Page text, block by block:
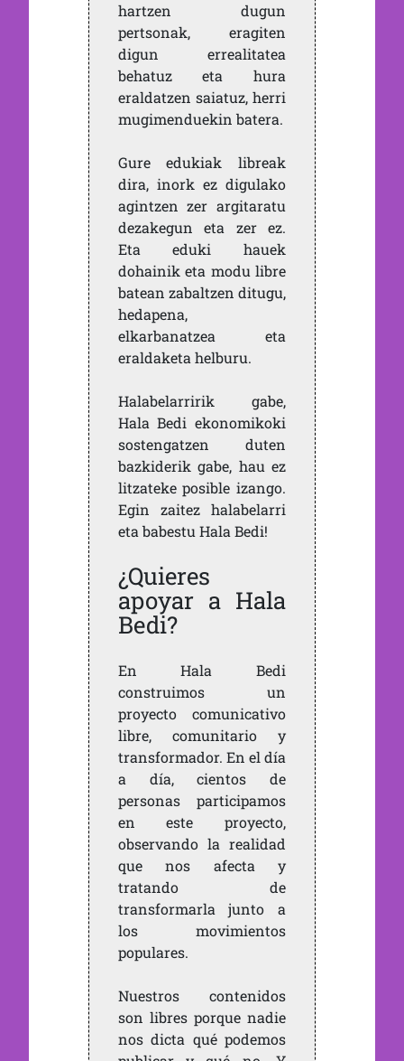
hartzen dugun
pertsonak, eragiten
digun errealitatea
behatuz eta hura
eraldatzen saiatuz, herri
mugimenduekin batera.
Gure edukiak libreak
dira, inork ez digulako
agintzen zer argitaratu
dezakegun eta zer ez.
Eta eduki hauek
dohainik eta modu libre
batean zabaltzen ditugu,
hedapena,
elkarbanatzea eta
eraldaketa helburu.
Halabelarririk gabe,
Hala Bedi ekonomikoki
sostengatzen duten
bazkiderik gabe, hau ez
litzateke posible izango.
Egin zaitez halabelarri
eta babestu Hala Bedi!
¿Quieres
apoyar a Hala
Bedi?
En Hala Bedi
construimos un
proyecto comunicativo
libre, comunitario y
transformador. En el día
a día, cientos de
personas participamos
en este proyecto,
observando la realidad
que nos afecta y
tratando de
transformarla junto a
los movimientos
populares.
Nuestros contenidos
son libres porque nadie
nos dicta qué podemos